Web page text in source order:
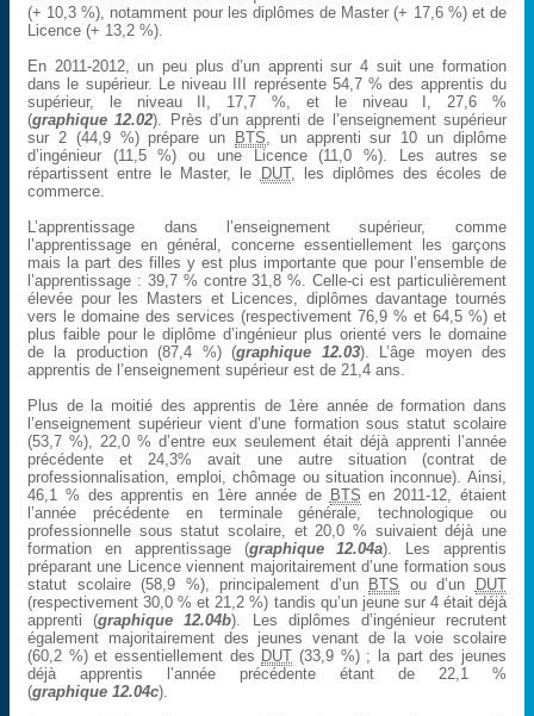
(+ 10,3 %), notamment pour les diplômes de Master (+ 17,6 %) et de
Licence (+ 13,2 %).
En 2011-2012, un peu plus d’un apprenti sur 4 suit une formation
dans le supérieur. Le niveau III représente 54,7 % des apprentis du
supérieur, le niveau II, 17,7 %, et le niveau I, 27,6 %
(graphique 12.02). Près d’un apprenti de l’enseignement supérieur
sur 2 (44,9 %) prépare un BTS , un apprenti sur 10 un diplôme
d’ingénieur (11,5 %) ou une Licence (11,0 %). Les autres se
répartissent entre le Master, le DUT, les diplômes des écoles de
commerce.
L’apprentissage dans l’enseignement supérieur, comme
l’apprentissage en général, concerne essentiellement les garçons
mais la part des filles y est plus importante que pour l’ensemble de
l’apprentissage : 39,7 % contre 31,8 %. Celle-ci est particulièrement
élevée pour les Masters et Licences, diplômes davantage tournés
vers le domaine des services (respectivement 76,9 % et 64,5 %) et
plus faible pour le diplôme d’ingénieur plus orienté vers le domaine
de la production (87,4 %) (graphique 12.03). L’âge moyen des
apprentis de l’enseignement supérieur est de 21,4 ans.
Plus de la moitié des apprentis de 1ère année de formation dans
l’enseignement supérieur vient d’une formation sous statut scolaire
(53,7 %), 22,0 % d’entre eux seulement était déjà apprenti l’année
précédente et 24,3% avait une autre situation (contrat de
professionnalisation, emploi, chômage ou situation inconnue). Ainsi,
46,1 % des apprentis en 1ère année de BTS en 2011-12, étaient
l’année précédente en terminale générale, technologique ou
professionnelle sous statut scolaire, et 20,0 % suivaient déjà une
formation en apprentissage (graphique 12.04a). Les apprentis
préparant une Licence viennent majoritairement d’une formation sous
statut scolaire (58,9 %), principalement d’un BTS ou d’un DUT
(respectivement 30,0 % et 21,2 %) tandis qu’un jeune sur 4 était déjà
apprenti (graphique 12.04b). Les diplômes d’ingénieur recrutent
également majoritairement des jeunes venant de la voie scolaire
(60,2 %) et essentiellement des DUT (33,9 %) ; la part des jeunes
déjà apprentis l’année précédente étant de 22,1 %
(graphique 12.04c).